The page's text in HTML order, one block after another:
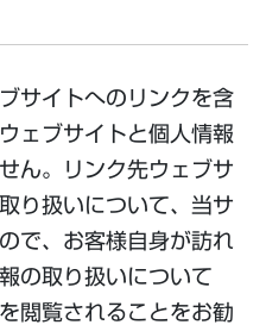
サイトへのリンクを含
ェブサイトと個人情報
ん。リンク先ウェブサ
り扱いについて、当サ
で、お客様自身が訪れ
の取り扱いについて
閲覧されることをお勧